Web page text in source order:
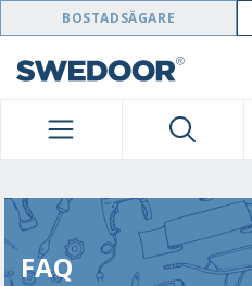
SWEDOOR
BOSTADSÄGARE
FAQ